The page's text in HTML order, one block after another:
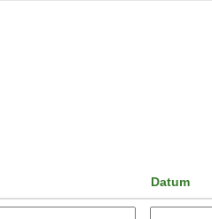
Datum